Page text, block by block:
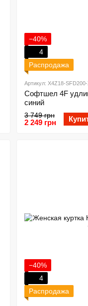
−40%
4
Распродажа
Артикул: X4Z18-
Софтшел 4F
синий
3 749 грн
2 249 грн
−40%
4
Распродажа